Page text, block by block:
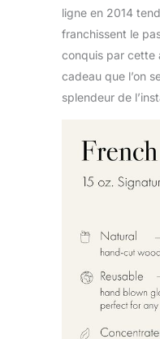
ligne en 2014
franchissent le
conquis par cette
cadeau que l’on
splendeur de